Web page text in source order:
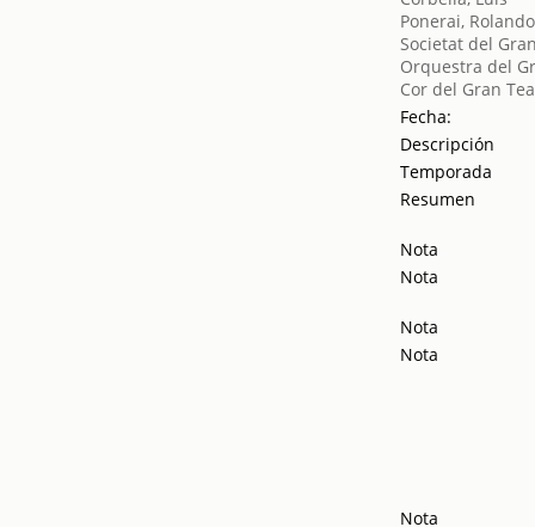
Ponerai, Rolando
Societat del
Orquestra del
Cor del Gran
Fecha:
Descripción
Temporada
Resumen
Nota
Nota
Nota
Nota
Nota